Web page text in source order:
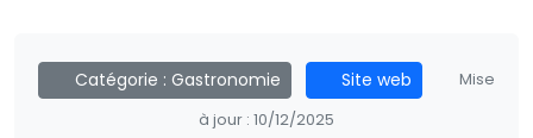
Catégorie : Gastronomie Site web
Mise
à jour : 10/12/2025